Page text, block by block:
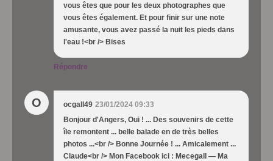
vous êtes que pour les deux photographes que
vous êtes également. Et pour finir sur une note
amusante, vous avez passé la nuit les pieds dans
l'eau !<br /> Bises
Répondre
O ocgall49 23/01/2024 09:33
Bonjour d'Angers, Oui ! ... Des souvenirs de cette
île remontent ... belle balade en de très belles
photos ...<br /> Bonne Journée ! ... Amicalement ...
Claude<br /> Mon Facebook ici : Mecegall — Ma